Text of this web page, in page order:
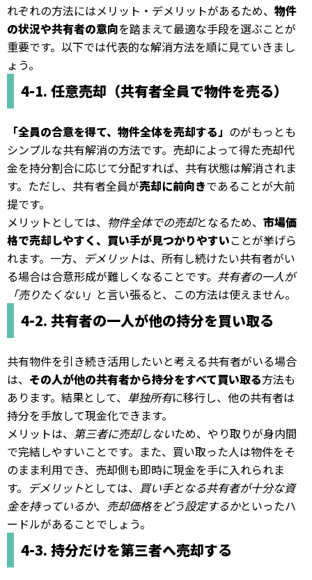
れぞれの方法にはメリット・デメリットがあるため、 物件
の状況や共有者の意向を踏まえて最適な手段を選ぶことが
重要です。以下では代表的な解消方法を順に見ていきまし
ょう。
4-1. 任意売却（共有者全員で物件を売る）
「全員の合意を得て、物件全体を売却する」 のがもっとも
シンプルな共有解消の方法です。売却によって得た売却代
金を持分割合に応じて分配すれば、共有状態は解消されま
す。ただし、共有者全員が売却に前向きであることが大前
提です。
メリットとしては、 物件全体での売却となるため、 市場価
格で売却しやすく、買い手が見つかりやすいことが挙げら
れます。一方、 デメリットは、所有し続けたい共有者がい
る場合は合意形成が難しくなることです。 共有者の一人が
「売りたくない」 と言い張ると、この方法は使えません。
4-2. 共有者の一人が他の持分を買い取る
共有物件を引き続き活用したいと考える共有者がいる場合
は、 その人が他の共有者から持分をすべて買い取る方法も
あります。結果として、 単独所有に移行し、他の共有者は
持分を手放して現金化できます。
メリットは、 第三者に売却しないため、やり取りが身内間
で完結しやすいことです。また、買い取った人は物件をそ
のまま利用でき、売却側も即時に現金を手に入れられま
す。 デメリットとしては、 買い手となる共有者が十分な資
金を持っているか、 売却価格をどう設定するかといったハ
ードルがあることでしょう。
4-3. 持分だけを第三者へ売却する